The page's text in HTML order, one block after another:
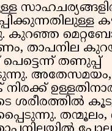
കുറഞ്ഞ
താപനില
തണുപ്പ്
അതേസമയം,
നിരക്ക്
ശരീരത്തിൽ